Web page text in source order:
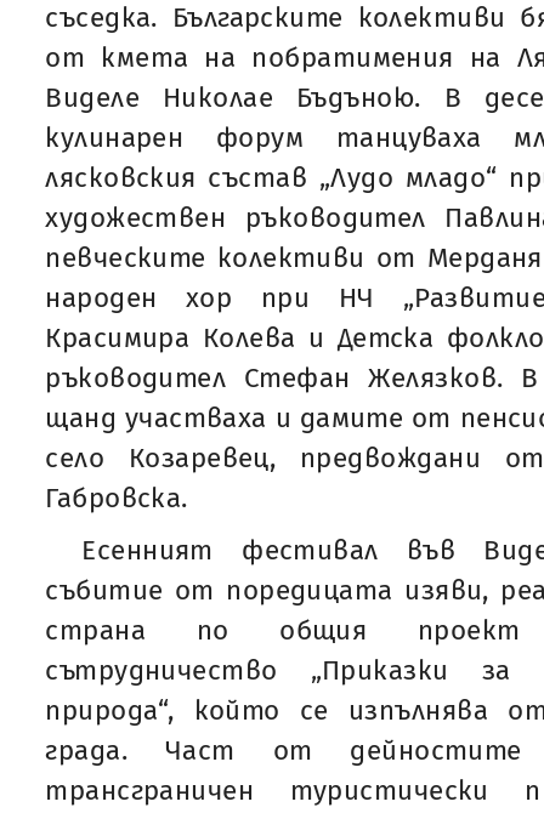
съседка. Българските колективи
от кмета на побратимения на
Виделе Николае Бъдъною. В
кулинарен форум танцуваха
лясковския състав „Лудо младо“
художествен ръководител
певческите колективи от
народен хор при НЧ
Красимира Колева и Детска
ръководител Стефан Желязков.
щанд участваха и дамите от
село Козаревец, предвождани
Габровска.
Есенният фестивал във
събитие от поредицата изяви,
страна по общия проект
сътрудничество „Приказки
природа“, който се изпълнява
града. Част от
трансграничен туристически